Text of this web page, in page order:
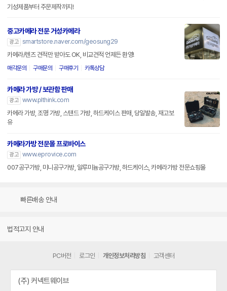
기성제품부터 주문제작까지!
중고카메라 전문 거성카메라
광고 smartstore.naver.com/geosung29
카메라/렌즈 견적만 받아도 OK, 비교견적 언제든 환영!
매각문의 구매문의 구매후기 카톡상담
카메라 가방 / 보관함 판매
광고 www.plthink.com
카메라 가방, 조명 가방, 스탠드 가방, 하드케이스 판매, 당일발송, 재고보
유
카메라가방 전문몰 프로바이스
광고 www.eprovice.com
007공구가방, 미니공구가방, 알루미늄공구가방, 하드케이스, 카메라가방 전문쇼핑몰
빠른배송 안내
법적고지 안내
PC버전 로그인 개인정보처리방침 고객센터
(주) 커넥트웨이브